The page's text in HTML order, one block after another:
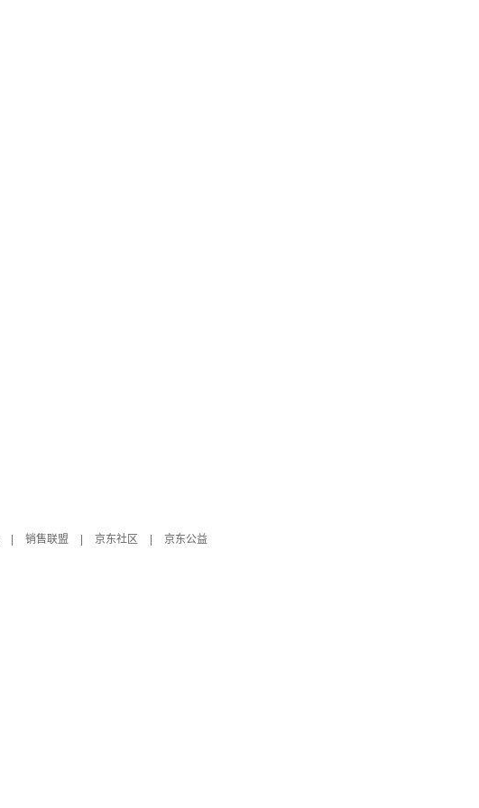
销售联盟 京东社区
京东公益